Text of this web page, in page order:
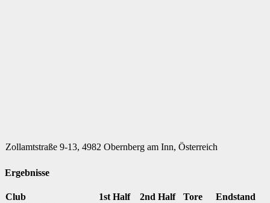
Zollamtstraße 9-13, 4982 Obernberg am Inn, Österreich
Ergebnisse
Club 1st Half 2nd Half Tore
Endstand